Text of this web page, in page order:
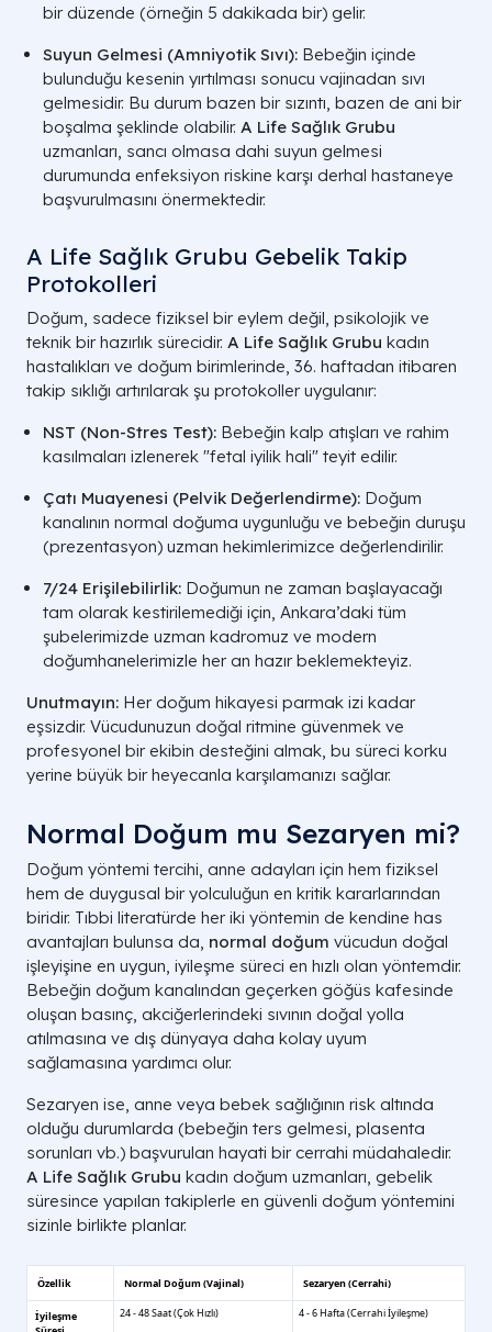
bir düzende (örneğin 5 dakikada bir) gelir.
Suyun Gelmesi (Amniyotik Sıvı): Bebeğin içinde
bulunduğu kesenin yırtılması sonucu vajinadan sıvı
gelmesidir. Bu durum bazen bir sızıntı, bazen de ani bir
boşalma şeklinde olabilir. A Life Sağlık Grubu
uzmanları, sancı olmasa dahi suyun gelmesi
durumunda enfeksiyon riskine karşı derhal hastaneye
başvurulmasını önermektedir.
A Life Sağlık Grubu Gebelik Takip
Protokolleri
Doğum, sadece fiziksel bir eylem değil, psikolojik ve
teknik bir hazırlık sürecidir. A Life Sağlık Grubu kadın
hastalıkları ve doğum birimlerinde, 36. haftadan itibaren
takip sıklığı artırılarak şu protokoller uygulanır:
NST (Non-Stres Test): Bebeğin kalp atışları ve rahim
kasılmaları izlenerek "fetal iyilik hali" teyit edilir.
Çatı Muayenesi (Pelvik Değerlendirme): Doğum
kanalının normal doğuma uygunluğu ve bebeğin duruşu
(prezentasyon) uzman hekimlerimizce değerlendirilir.
7/24 Erişilebilirlik: Doğumun ne zaman başlayacağı
tam olarak kestirilemediği için, Ankara’daki tüm
şubelerimizde uzman kadromuz ve modern
doğumhanelerimizle her an hazır beklemekteyiz.
Unutmayın: Her doğum hikayesi parmak izi kadar
eşsizdir. Vücudunuzun doğal ritmine güvenmek ve
profesyonel bir ekibin desteğini almak, bu süreci korku
yerine büyük bir heyecanla karşılamanızı sağlar.
Normal Doğum mu Sezaryen mi?
Doğum yöntemi tercihi, anne adayları için hem fiziksel
hem de duygusal bir yolculuğun en kritik kararlarından
biridir. Tıbbi literatürde her iki yöntemin de kendine has
avantajları bulunsa da, normal doğum vücudun doğal
işleyişine en uygun, iyileşme süreci en hızlı olan yöntemdir.
Bebeğin doğum kanalından geçerken göğüs kafesinde
oluşan basınç, akciğerlerindeki sıvının doğal yolla
atılmasına ve dış dünyaya daha kolay uyum
sağlamasına yardımcı olur.
Sezaryen ise, anne veya bebek sağlığının risk altında
olduğu durumlarda (bebeğin ters gelmesi, plasenta
sorunları vb.) başvurulan hayati bir cerrahi müdahaledir.
A Life Sağlık Grubu kadın doğum uzmanları, gebelik
süresince yapılan takiplerle en güvenli doğum yöntemini
sizinle birlikte planlar.